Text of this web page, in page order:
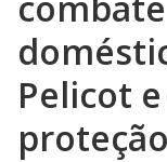
Pelicot
proteção